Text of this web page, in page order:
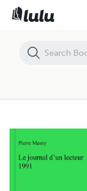
Le journal d'un lecteur